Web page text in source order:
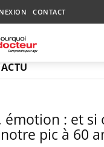
CONTACT
émotion : et si
pic à 60